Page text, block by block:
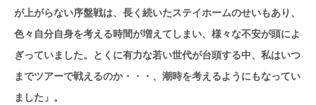
が上がらない序盤戦は、長く続いたステイホームのせいもあり、
色々自分自身を考える時間が増えてしまい、様々な不安が頭によ
ぎっていました。とくに有力な若い世代が台頭する中、私はいつ
までツアーで戦えるのか・・・、潮時を考えるようにもなってい
ました」。